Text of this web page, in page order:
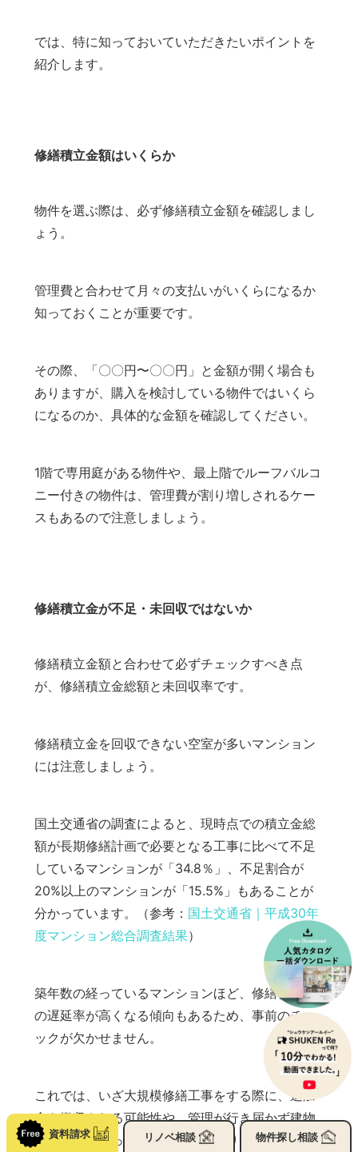
では、特に知っておいていただきたいポイントを
紹介します。
修繕積立金額はいくらか
物件を選ぶ際は、必ず修繕積立金額を確認しまし
ょう。
管理費と合わせて月々の支払いがいくらになるか
知っておくことが重要です。
その際、「〇〇円〜〇〇円」と金額が開く場合も
ありますが、購入を検討している物件ではいくら
になるのか、具体的な金額を確認してください。
1階で専用庭がある物件や、最上階でルーフバルコ
ニー付きの物件は、管理費が割り増しされるケー
スもあるので注意しましょう。
修繕積立金が不足・未回収ではないか
修繕積立金額と合わせて必ずチェックすべき点
が、修繕積立金総額と未回収率です。
修繕積立金を回収できない空室が多いマンション
には注意しましょう。
国土交通省の調査によると、現時点での積立金総
額が長期修繕計画で必要となる工事に比べて不足
しているマンションが「34.8％」、不足割合が
20%以上のマンションが「15.5%」もあることが
分かっています。（参考： 国土交通省｜平成30年
度マンション総合調査結果）
築年数の経っているマンションほど、修繕積立金
の遅延率が高くなる傾向もあるため、事前のチェ
ックが欠かせません。
これでは、いざ大規模修繕工事をする際に、追加
金を徴収される可能性や、管理が行き届かず建物
の寿命が縮まってしまう恐れがあります。
資料請求 リノベ相談 物件探し相談